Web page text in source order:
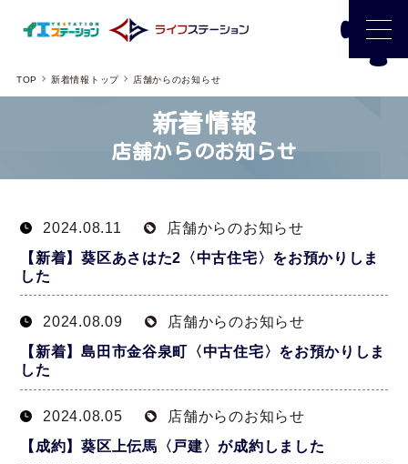
TOP 新着情報トップ 店舗からのお知らせ
新着情報
店舗からのお知らせ
2024.08.11
店舗からのお知らせ
【新着】葵区あさはた2〈中古住宅〉をお預かりしま
した
2024.08.09
店舗からのお知らせ
【新着】島田市金谷泉町〈中古住宅〉をお預かりしま
した
2024.08.05
店舗からのお知らせ
【成約】葵区上伝馬〈戸建〉が成約しました